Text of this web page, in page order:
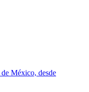
México, desde